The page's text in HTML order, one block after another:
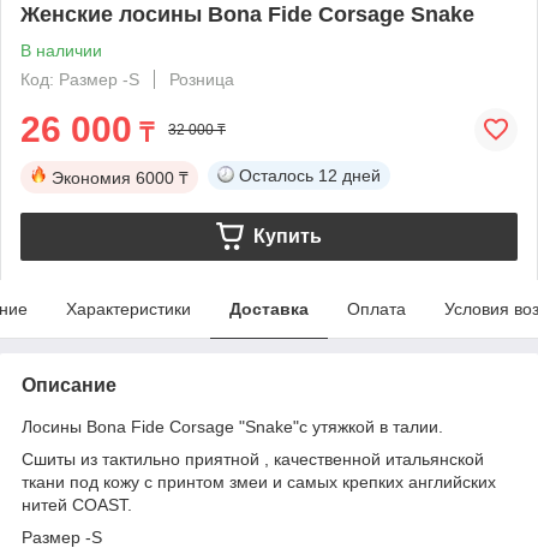
Женские лосины Bona Fide Corsage Snake
В наличии
Код: Размер -S
Розница
26 000 ₸ 32 000 ₸
Экономия 6000 ₸ Осталось 12 дней
Купить
Характеристики Доставка Оплата Условия
Описание
Лосины Bona Fide Corsage "Snake"с утяжкой в талии.
Сшиты из тактильно приятной , качественной итальянской
ткани под кожу с принтом змеи и самых крепких английских
нитей COAST.
Размер -S